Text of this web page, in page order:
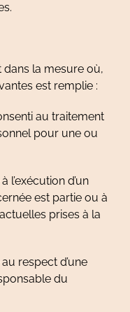
dans la mesure où,
est remplie :
au traitement
pour une ou
d’un
est partie ou à
prises à la
respect d’une
du